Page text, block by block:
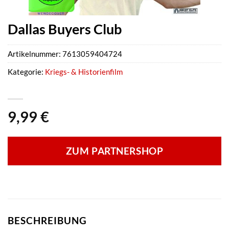
Dallas Buyers Club
9,99 €
ZUM PARTNERSHOP
Artikelnummer: 7613059404724
Kategorie: Kriegs- & Historienfilm
BESCHREIBUNG